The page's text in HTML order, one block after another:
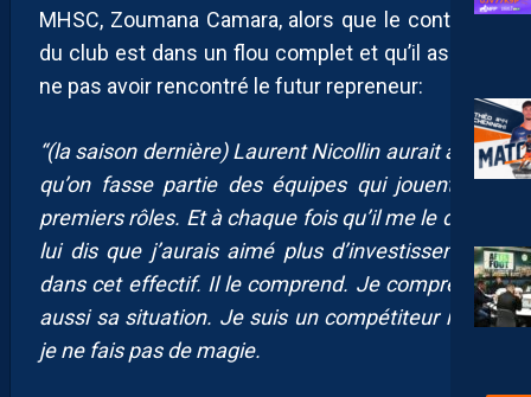
MHSC, Zoumana Camara, alors que le contexte
du club est dans un flou complet et qu’il assure
ne pas avoir rencontré le futur repreneur:
“(la saison dernière) Laurent Nicollin aurait aimé
qu’on fasse partie des équipes qui jouent les
premiers rôles. Et à chaque fois qu’il me le dit, je
lui dis que j’aurais aimé plus d’investissement
dans cet effectif. Il le comprend. Je comprends
aussi sa situation. Je suis un compétiteur mais
je ne fais pas de magie.